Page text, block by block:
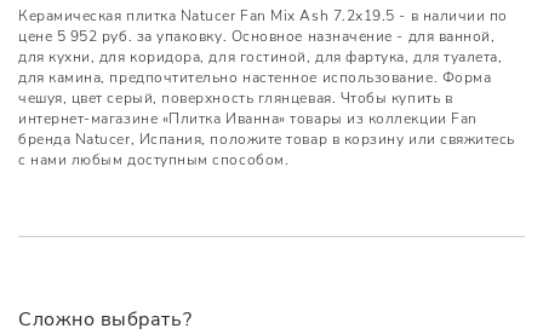
Керамическая плитка Natucer Fan Mix Ash 7.2x19.5 - в наличии по
цене 5 952 руб. за упаковку. Основное назначение - для ванной,
для кухни, для коридора, для гостиной, для фартука, для туалета,
для камина, предпочтительно настенное использование. Форма
чешуя, цвет серый, поверхность глянцевая. Чтобы купить в
интернет-магазине «Плитка Иванна» товары из коллекции Fan
бренда Natucer, Испания, положите товар в корзину или свяжитесь
с нами любым доступным способом.
Сложно выбрать?